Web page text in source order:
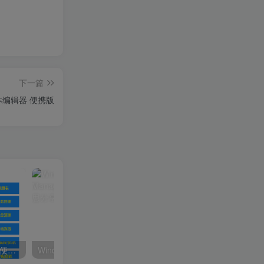
下一篇
辑器 便携版
系统服务工具箱_v2.0 绿色便携版